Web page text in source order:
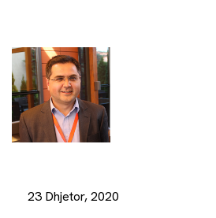
23 Dhjetor, 2020